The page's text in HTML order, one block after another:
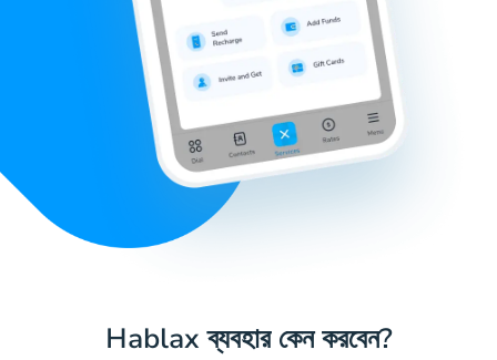
Hablax ব্যবহার কেন করবেন?